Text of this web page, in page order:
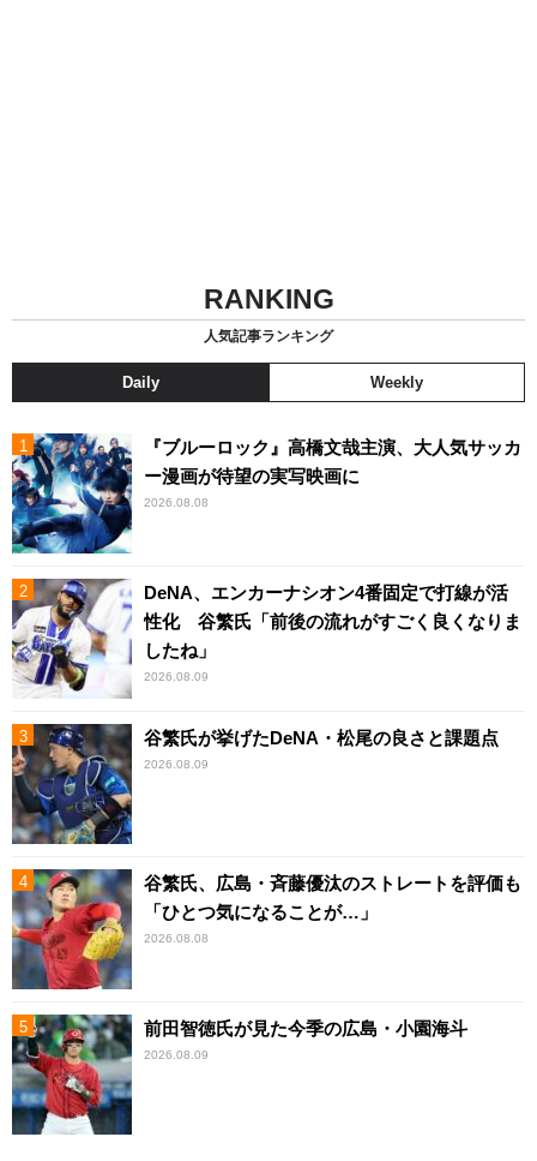
RANKING
人気記事ランキング
Daily Weekly
『ブルーロック』高橋文哉主演、大人気サッカ
ー漫画が待望の実写映画に
2026.08.08
DeNA、エンカーナシオン4番固定で打線が活
性化 谷繁氏「前後の流れがすごく良くなりま
したね」
2026.08.09
谷繁氏が挙げたDeNA・松尾の良さと課題点
2026.08.09
谷繁氏、広島・斉藤優汰のストレートを評価も
「ひとつ気になることが…」
2026.08.08
前田智徳氏が見た今季の広島・小園海斗
2026.08.09